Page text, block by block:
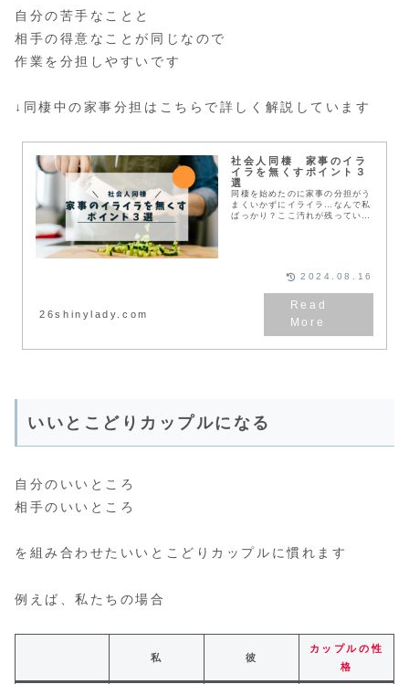
自分の苦手なことと
相手の得意なことが同じなので
作業を分担しやすいです
↓同棲中の家事分担はこちらで詳しく解説しています
社会人同棲 家事のイラ
イラを無くすポイント３
選
同棲を始めたのに家事の分担がう
まくいかずにイライラ…なんで私
ばっかり？ここ汚れが残っている
26shinylady.com
2024.08.16
いいとこどりカップルになる
自分のいいところ
相手のいいところ
を組み合わせたいいとこどりカップルに慣れます
例えば、私たちの場合
私 彼
カップルの性
格